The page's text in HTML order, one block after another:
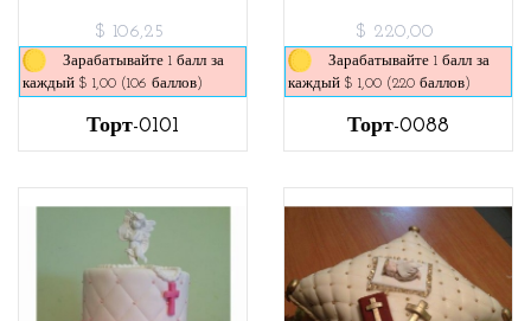
$ 106,25
Зарабатывайте 1 балл за
каждый $ 1,00 (106 баллов)
Торт-0101
$ 220,00
Зарабатывайте 1 балл за
каждый $ 1,00 (220 баллов)
Торт-0088